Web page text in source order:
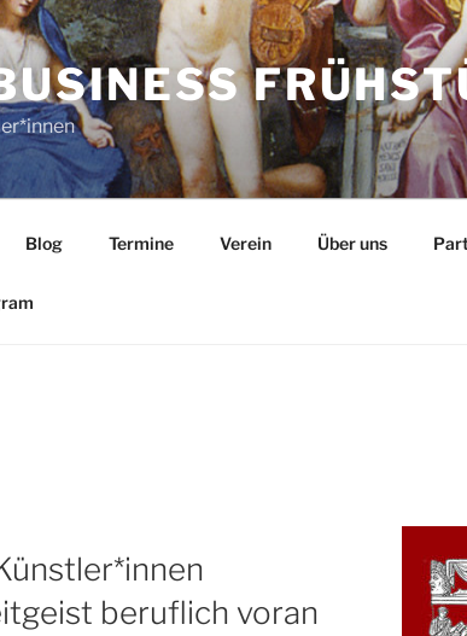
Blog Termine Verein Über uns
beruflich voran